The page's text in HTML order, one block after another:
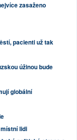
zasaženo
pacienti už tak
úžinou bude
globální
lidi